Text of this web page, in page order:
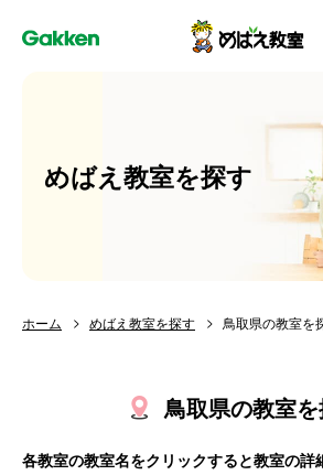
めばえ教室を探す
ホーム めばえ教室を探す 鳥取県の教室を
鳥取県の教室
各教室の教室名をクリックすると教室の詳